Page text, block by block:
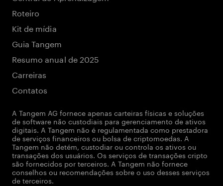
Roteiro
Kit de mídia
Guia Tangem
Resumo anual de 2025
Carreiras
Contatos
A Tangem AG fornece apenas carteiras físicas e soluções
de software não custodiais para gerenciamento de ativos
digitais. A Tangem não é regulamentada como prestadora
de serviços financeiros ou bolsa de criptomoedas. A
Tangem não detém, custodiar ou controla os ativos ou
transações dos usuários. Os serviços de transações cripto
são fornecidos por terceiros. A Tangem não fornece
conselhos ou recomendações sobre o uso desses serviços
de terceiros.